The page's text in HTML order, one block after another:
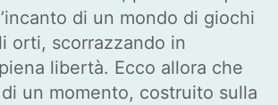
di un mondo di giochi
orti, scorrazzando in
libertà. Ecco allora che
un momento, costruito sulla